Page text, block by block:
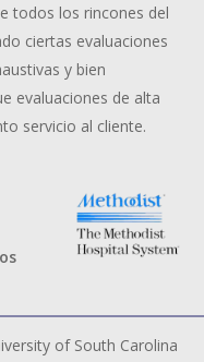
todos los rincones del
ciertas evaluaciones
y bien
evaluaciones de alta
servicio al cliente.
of South Carolina